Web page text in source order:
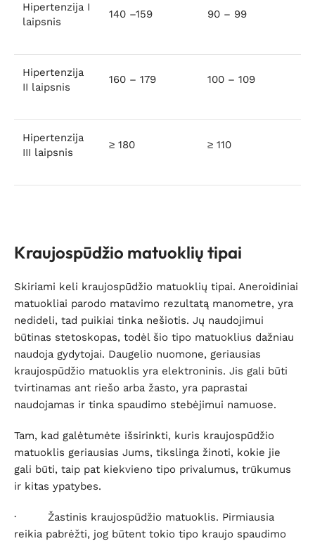
Hipertenzija I
laipsnis
140 –159 90 – 99
Hipertenzija
II laipsnis
160 – 179 100 – 109
Hipertenzija
III laipsnis
≥ 180 ≥ 110
Kraujospūdžio matuoklių tipai
Skiriami keli kraujospūdžio matuoklių tipai. Aneroidiniai
matuokliai parodo matavimo rezultatą manometre, yra
nedideli, tad puikiai tinka nešiotis. Jų naudojimui
būtinas stetoskopas, todėl šio tipo matuoklius dažniau
naudoja gydytojai. Daugelio nuomone, geriausias
kraujospūdžio matuoklis yra elektroninis. Jis gali būti
tvirtinamas ant riešo arba žasto, yra paprastai
naudojamas ir tinka spaudimo stebėjimui namuose.
Tam, kad galėtumėte išsirinkti, kuris kraujospūdžio
matuoklis geriausias Jums, tikslinga žinoti, kokie jie
gali būti, taip pat kiekvieno tipo privalumus, trūkumus
ir kitas ypatybes.
· Žastinis kraujospūdžio matuoklis. Pirmiausia
reikia pabrėžti, jog būtent tokio tipo kraujo spaudimo